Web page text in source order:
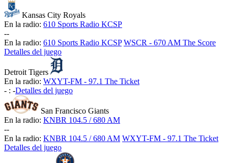
Kansas City Royals
En la radio: 610 Sports Radio KCSP
--
En la radio: 610 Sports Radio KCSP WSCR - 670 AM The Score
Detalles del juego
Detroit Tigers
En la radio: WXYT-FM - 97.1 The Ticket
- : -Detalles del juego
San Francisco Giants
En la radio: KNBR 104.5 / 680 AM
--
En la radio: KNBR 104.5 / 680 AM WXYT-FM - 97.1 The Ticket
Detalles del juego